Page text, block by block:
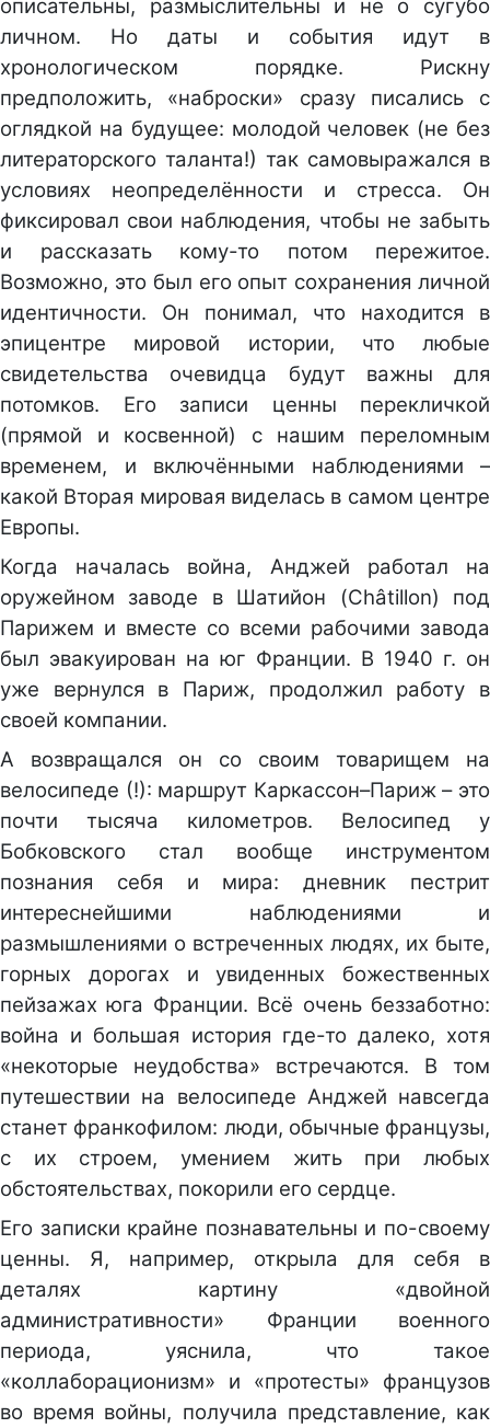
описательны, размыслительны и не о сугубо
личном. Но даты и события идут в
хронологическом порядке. Рискну
предположить, «наброски» сразу писались с
оглядкой на будущее: молодой человек (не без
литераторского таланта!) так самовыражался в
условиях неопределённости и стресса. Он
фиксировал свои наблюдения, чтобы не забыть
и рассказать кому-то потом пережитое.
Возможно, это был его опыт сохранения личной
идентичности. Он понимал, что находится в
эпицентре мировой истории, что любые
свидетельства очевидца будут важны для
потомков. Его записи ценны перекличкой
(прямой и косвенной) с нашим переломным
временем, и включёнными наблюдениями –
какой Вторая мировая виделась в самом центре
Европы.
Когда началась война, Анджей работал на
оружейном заводе в Шатийон (Châtillon) под
Парижем и вместе со всеми рабочими завода
был эвакуирован на юг Франции. В 1940 г. он
уже вернулся в Париж, продолжил работу в
своей компании.
А возвращался он со своим товарищем на
велосипеде (!): маршрут Каркассон–Париж – это
почти тысяча километров. Велосипед у
Бобковского стал вообще инструментом
познания себя и мира: дневник пестрит
интереснейшими наблюдениями и
размышлениями о встреченных людях, их быте,
горных дорогах и увиденных божественных
пейзажах юга Франции. Всё очень беззаботно:
война и большая история где-то далеко, хотя
«некоторые неудобства» встречаются. В том
путешествии на велосипеде Анджей навсегда
станет франкофилом: люди, обычные французы,
с их строем, умением жить при любых
обстоятельствах, покорили его сердце.
Его записки крайне познавательны и по-своему
ценны. Я, например, открыла для себя в
деталях картину «двойной
административности» Франции военного
периода, уяснила, что такое
«коллаборационизм» и «протесты» французов
во время войны, получила представление, как